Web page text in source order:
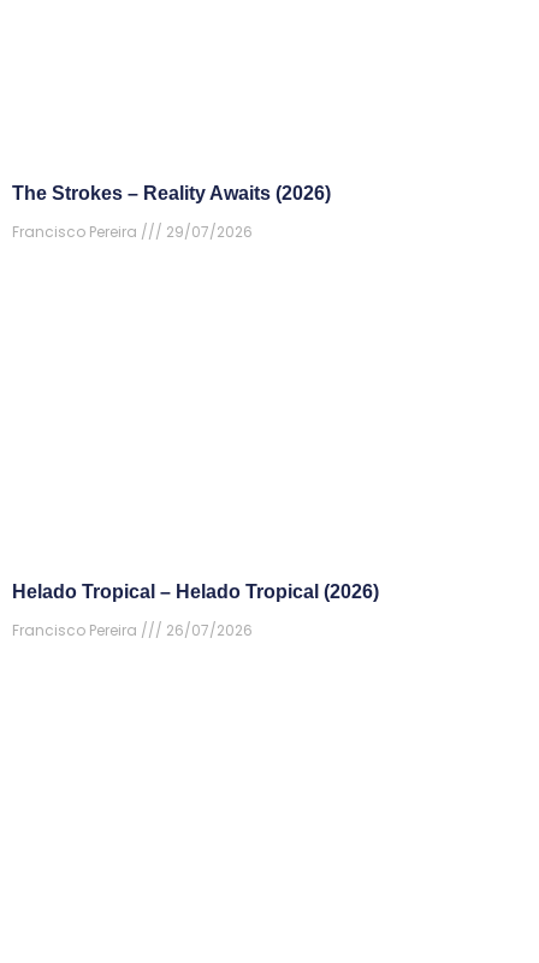
The Strokes – Reality Awaits (2026)
Francisco Pereira
29/07/2026
Helado Tropical – Helado Tropical (2026)
Francisco Pereira
26/07/2026